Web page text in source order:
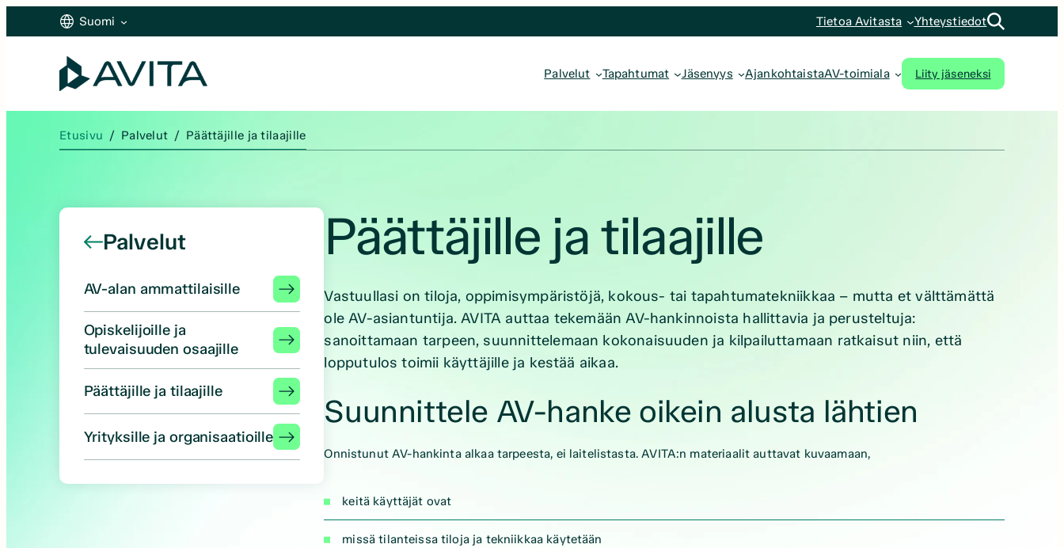
Suomi
Suomi
English
Tietoa Avitasta Yhteystiedot
Palvelut Tapahtumat Jäsenyys AjankohtaistaAV-toimiala Liity jäseneksi
Etusivu / Palvelut / Päättäjille ja tilaajille
Palvelut
AV-alan ammattilaisille
Opiskelijoille ja
tulevaisuuden osaajille
Päättäjille ja tilaajille
Yrityksille ja organisaatioille
Päättäjille ja tilaajille
Vastuullasi on tiloja, oppimisympäristöjä, kokous- tai tapahtumatekniikkaa – mutta et välttämättä
ole AV-asiantuntija. AVITA auttaa tekemään AV-hankinnoista hallittavia ja perusteltuja:
sanoittamaan tarpeen, suunnittelemaan kokonaisuuden ja kilpailuttamaan ratkaisut niin, että
lopputulos toimii käyttäjille ja kestää aikaa.
Suunnittele AV-hanke oikein alusta lähtien
Onnistunut AV-hankinta alkaa tarpeesta, ei laitelistasta. AVITA:n materiaalit auttavat kuvaamaan,
keitä käyttäjät ovat
missä tilanteissa tiloja ja tekniikkaa käytetään